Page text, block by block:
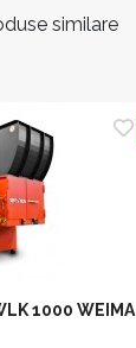
similare
1000 WEIMA